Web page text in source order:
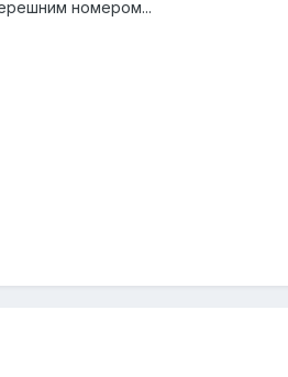
номером...